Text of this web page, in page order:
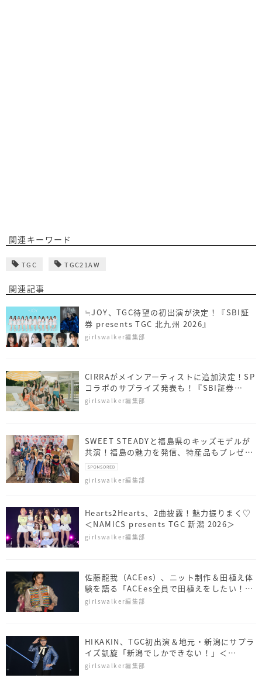
関連キーワード
TGC TGC21AW
関連記事
≒JOY、TGC待望の初出演が決定！『SBI証
券 presents TGC 北九州 2026』
girlswalker編集部
CIRRAがメインアーティストに追加決定！SP
コラボのサプライズ発表も！『SBI証券
presents TGC 北九州 2026』
girlswalker編集部
SWEET STEADYと福島県のキッズモデルが
共演！福島の魅力を発信、特産品もプレゼン
ト
girlswalker編集部
Hearts2Hearts、2曲披露！魅力振りまく♡
＜NAMICS presents TGC 新潟 2026＞
girlswalker編集部
佐藤⿓我（ACEes）、ニット制作＆田植え体
験を語る「ACEes全員で田植えをしたい！」
＜NAMICS presents TGC 新潟 2026＞
girlswalker編集部
HIKAKIN、TGC初出演＆地元・新潟にサプラ
イズ凱旋「新潟でしかできない！」＜
NAMICS presents TGC 新潟 2026＞
girlswalker編集部